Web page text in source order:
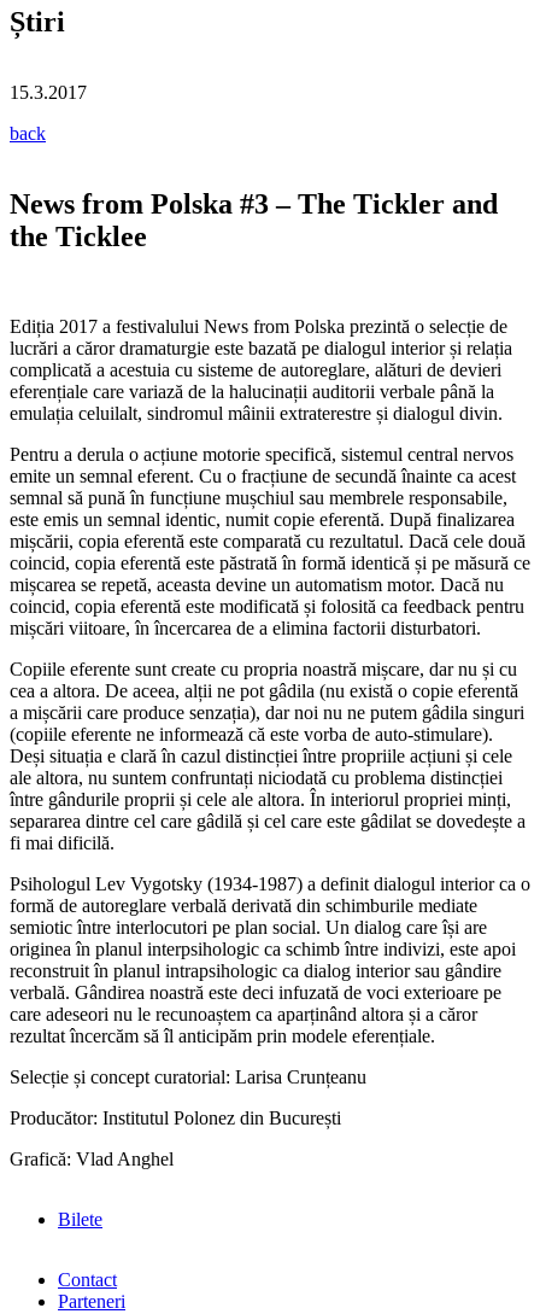
Știri
15.3.2017
back
News from Polska #3 – The Tickler and
the Ticklee
Ediția 2017 a festivalului News from Polska prezintă o selecție de
lucrări a căror dramaturgie este bazată pe dialogul interior și relația
complicată a acestuia cu sisteme de autoreglare, alături de devieri
eferențiale care variază de la halucinații auditorii verbale până la
emulația celuilalt, sindromul mâinii extraterestre și dialogul divin.
Pentru a derula o acțiune motorie specifică, sistemul central nervos
emite un semnal eferent. Cu o fracțiune de secundă înainte ca acest
semnal să pună în funcțiune mușchiul sau membrele responsabile,
este emis un semnal identic, numit copie eferentă. După finalizarea
mișcării, copia eferentă este comparată cu rezultatul. Dacă cele două
coincid, copia eferentă este păstrată în formă identică și pe măsură ce
mișcarea se repetă, aceasta devine un automatism motor. Dacă nu
coincid, copia eferentă este modificată și folosită ca feedback pentru
mișcări viitoare, în încercarea de a elimina factorii disturbatori.
Copiile eferente sunt create cu propria noastră mișcare, dar nu și cu
cea a altora. De aceea, alții ne pot gâdila (nu există o copie eferentă
a mișcării care produce senzația), dar noi nu ne putem gâdila singuri
(copiile eferente ne informează că este vorba de auto-stimulare).
Deși situația e clară în cazul distincției între propriile acțiuni și cele
ale altora, nu suntem confruntați niciodată cu problema distincției
între gândurile proprii și cele ale altora. În interiorul propriei minți,
separarea dintre cel care gâdilă și cel care este gâdilat se dovedește a
fi mai dificilă.
Psihologul Lev Vygotsky (1934-1987) a definit dialogul interior ca o
formă de autoreglare verbală derivată din schimburile mediate
semiotic între interlocutori pe plan social. Un dialog care își are
originea în planul interpsihologic ca schimb între indivizi, este apoi
reconstruit în planul intrapsihologic ca dialog interior sau gândire
verbală. Gândirea noastră este deci infuzată de voci exterioare pe
care adeseori nu le recunoaștem ca aparținând altora și a căror
rezultat încercăm să îl anticipăm prin modele eferențiale.
Selecție și concept curatorial: Larisa Crunțeanu
Producător: Institutul Polonez din București
Grafică: Vlad Anghel
Bilete
Contact
Parteneri